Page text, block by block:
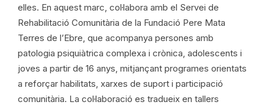
elles. En aquest marc, col·labora amb el Servei de
Rehabilitació Comunitària de la Fundació Pere Mata
Terres de l’Ebre, que acompanya persones amb
patologia psiquiàtrica complexa i crònica, adolescents i
joves a partir de 16 anys, mitjançant programes orientats
a reforçar habilitats, xarxes de suport i participació
comunitària. La col·laboració es tradueix en tallers